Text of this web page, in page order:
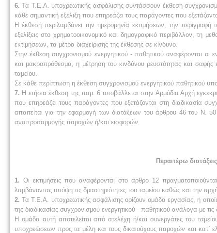
6.Τα Τ.Ε.Α. υποχρεωτικής ασφάλισης συντάσσουν έκθεση
κάθε σημαντική εξέλιξη που επηρεάζει τους παράγοντες που
Η έκθεση περιλαμβάνει την ημερομηνία εκτιμήσεων, την
εξελίξεις στο χρηματοοικονομικό και δημογραφικό περιβάλλον, τη
εκτιμήσεων, τα μέτρα διαχείρισης της έκθεσης σε κίνδυνο.
Στην έκθεση συγχρονισμού ενεργητικού - παθητικού αναφέρονται
και μακροπρόθεσμα, η μέτρηση του κινδύνου ρευστότητας και
ταμείου.
Σε κάθε περίπτωση η έκθεση συγχρονισμού ενεργητικού παθητικού
7. Η ετήσια έκθεση της παρ. 6 υποβάλλεται στην Αρμόδια Αρχή
που επηρεάζει τους παράγοντες που εξετάζονται στη διαδικασία
απαιτείται για την εφαρμογή των διατάξεων του άρθρου 46 του Ν.
αναπροσαρμογής παροχών ή/και εισφορών.
Περαιτέρω
1. Οι εκτιμήσεις που αναφέρονται στο άρθρο 12
λαμβάνοντας υπόψη τις δραστηριότητες του ταμείου καθώς και την
2.Τα Τ.Ε.Α. υποχρεωτικής ασφάλισης ορίζουν ομάδα εργασίας, η
της διαδικασίας συγχρονισμού ενεργητικού - παθητικού ανάλογα με τις
Η ομάδα αυτή αποτελείται από στελέχη ή/και συνεργάτες του
υποχρεώσεων προς τα μέλη και τους δικαιούχους παροχών και κατ΄